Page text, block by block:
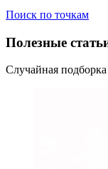
Поиск по точкам
Полезные
Случайная